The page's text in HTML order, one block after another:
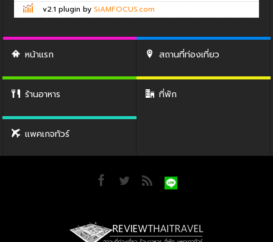
v2.1 plugin by SiAMFOCUS.com
หน้าแรก สถานที่ท่องเที่ยว
ร้านอาหาร ที่พัก
แพคเกจทัวร์